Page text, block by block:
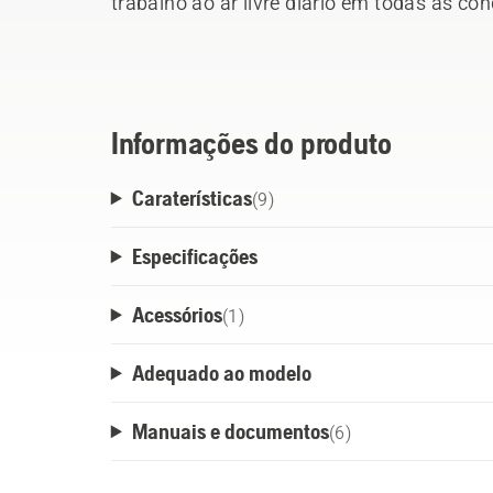
bateria facilmente desmontável permite
baterias livremente sem trocar de arnês.
pé sem apoios garante todo o conforto e
Informações do produto
Caraterísticas(9)
Especificações
Acessórios(1 )
Adequado ao modelo
Manuais e documentos(6)